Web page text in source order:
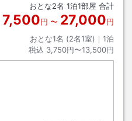
おとな2名 1泊1部屋 合計
7,500円 〜 27,000円
おとな1名 (2名1室)｜ 1泊
税込 3,750円〜13,500円